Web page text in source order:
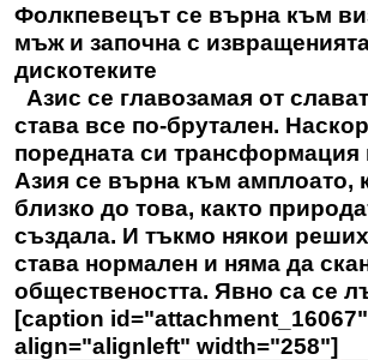
Фолкпевецът се върна към
мъж и започна с
дискотеките
Азис се главозамая от
става все по-брутален.
поредната си трансформация
Азия се върна към амплоато,
близко до това, както
създала. И тъкмо някои
става нормален и няма да
обществеността. Явно са се
[caption id="attachment_16067"
align="alignleft" width="258"]